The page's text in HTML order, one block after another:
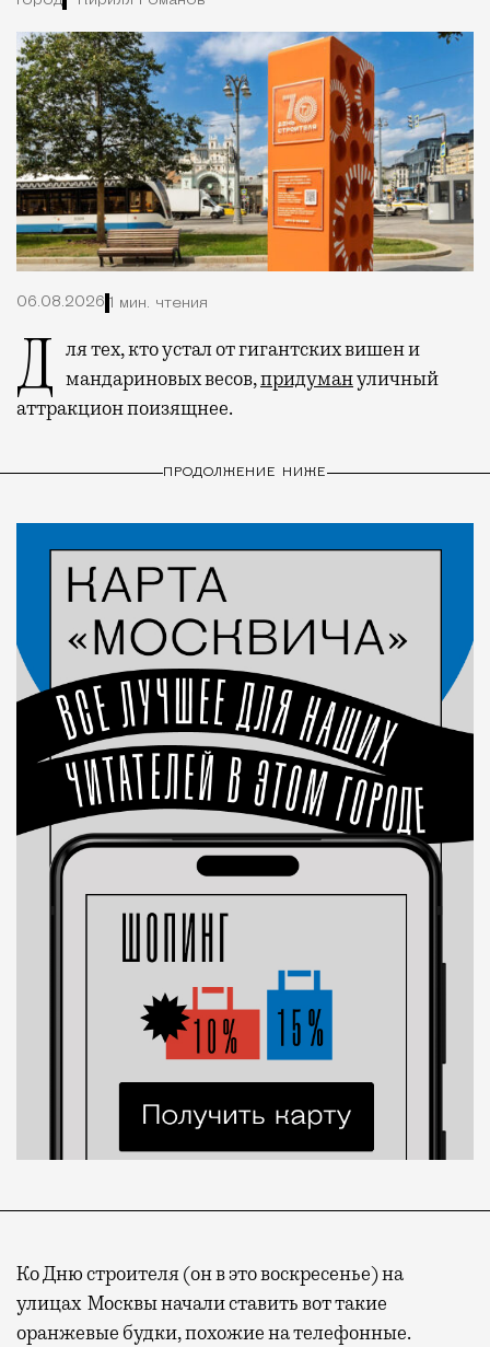
06.08.2026 1 мин. чтения
Для тех, кто устал от гигантских вишен и мандариновых весов,придумануличный
аттракцион поизящнее.
ПРОДОЛЖЕНИЕ НИЖЕ
Ко Дню строителя (он в это воскресенье) на
улицах Москвы начали ставить вот такие
оранжевые будки, похожие на телефонные.